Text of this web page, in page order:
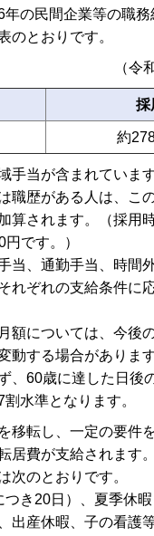
の民間企業等の職務
のとおりです。
（令
採
約
手当が含まれています
職歴がある人は、こ
算されます。（採用
円です。）
当、通勤手当、時間
れぞれの支給条件に
額については、今後
動する場合があります
、60歳に達した日後
水準となります。
転し、一定の要件
居費が支給されます。
のとおりです。
つき20日）、夏季休
出産休暇、子の看護